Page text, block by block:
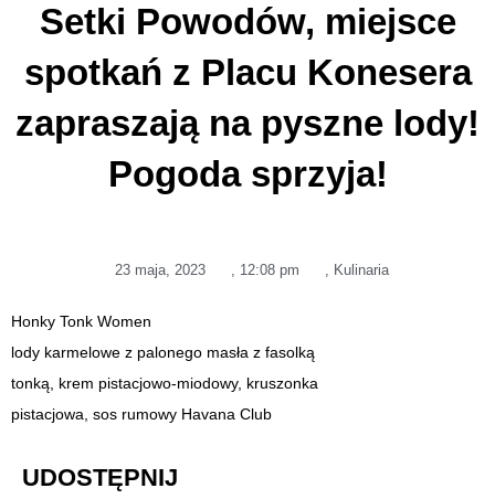
Setki Powodów, miejsce
spotkań z Placu Konesera
zapraszają na pyszne lody!
Pogoda sprzyja!
23 maja, 2023 , 12:08 pm , Kulinaria
Honky Tonk Women
lody karmelowe z palonego masła z fasolką
tonką, krem pistacjowo-miodowy, kruszonka
pistacjowa, sos rumowy Havana Club
UDOSTĘPNIJ